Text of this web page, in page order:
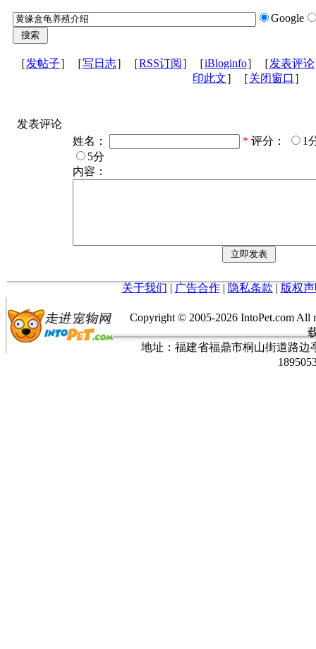
Google
［发帖子］［写日志］［RSS订阅 ］［iBloginfo］［发表评论
印此文］［关闭窗口 ］
发表评论
姓名：
* 评分：
1
5分
内容：
关于我们 | 广告合作| 隐私条款 | 版权
Copyright © 2005-2026 IntoPet.com
地址：福建省福鼎市桐山街道路边